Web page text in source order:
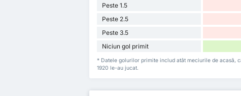
Peste 1.5
Peste 2.5
Peste 3.5
Niciun gol primit
* Datele golurilor primite includ atât meciurile de acasă,
1920 le-au jucat.